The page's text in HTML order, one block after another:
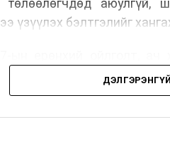
төлөөлөгчдөд аюулгүй,
үзүүлэх бэлтгэлийг
ангилал,
бат, үйлчилгээний
буудлаас угтан